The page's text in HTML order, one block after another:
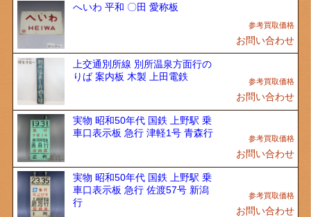
へいわ 平和 〇田 愛称板
お問い合わせ
上交通別所線 別所温泉方面行の
りば 案内板 木製 上田電鉄
お問い合わせ
実物 昭和50年代 国鉄 上野駅 乗
車口表示板 急行 津軽1号 青森行
お問い合わせ
実物 昭和50年代 国鉄 上野駅 乗
車口表示板 急行 佐渡57号 新潟
行
お問い合わせ